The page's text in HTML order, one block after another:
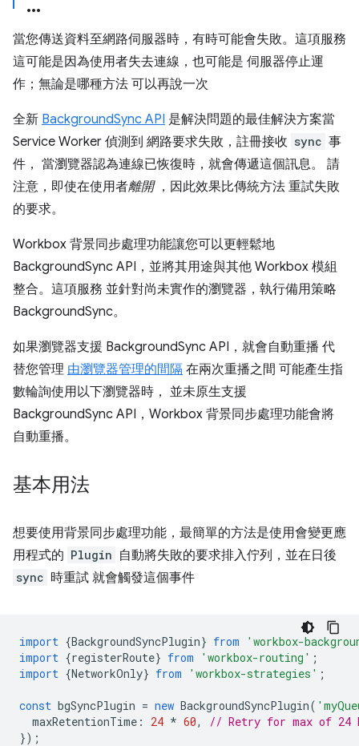
當您傳送資料至網路伺服器時，有時可能會失敗。這項服務
這可能是因為使用者失去連線，也可能是 伺服器停止運
作；無論是哪種方法 可以再說一次
全新 BackgroundSync API 是解決問題的最佳解決方案當
Service Worker 偵測到 網路要求失敗，註冊接收 sync 事
件， 當瀏覽器認為連線已恢復時，就會傳遞這個訊息。 請
注意，即使在使用者離開 ，因此效果比傳統方法 重試失敗
的要求。
Workbox 背景同步處理功能讓您可以更輕鬆地
BackgroundSync API，並將其用途與其他 Workbox 模組
整合。這項服務 並針對尚未實作的瀏覽器，執行備用策略
BackgroundSync。
如果瀏覽器支援 BackgroundSync API，就會自動重播 代
替您管理 由瀏覽器管理的間隔 在兩次重播之間 可能產生指
數輪詢使用以下瀏覽器時， 並未原生支援
BackgroundSync API，Workbox 背景同步處理功能會將
自動重播。
基本用法
想要使用背景同步處理功能，最簡單的方法是使用會變更應
用程式的 Plugin 自動將失敗的要求排入佇列，並在日後
sync 時重試 就會觸發這個事件
import {BackgroundSyncPlugin} from
'workbox-
import {registerRoute} from 'workbox-routing' ;
import {NetworkOnly} from 'workbox-strategies' ;
const bgSyncPlugin = new BackgroundSyncPlugin(
maxRetentionTime : 24 * 60,
// Retry for max of 24
});